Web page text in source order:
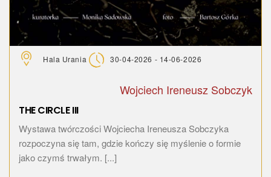
Hala Urania 30-04-2026 - 14-06-2026
Wojciech Ireneusz Sobczyk
THE CIRCLE III
Wystawa twórczości Wojciecha Ireneusza Sobczyka
rozpoczyna się tam, gdzie kończy się myślenie o formie
jako czymś trwałym. [...]